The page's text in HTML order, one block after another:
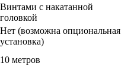
Винтами с накатанной
головкой
Нет (возможна опциональная
установка)
10 метров